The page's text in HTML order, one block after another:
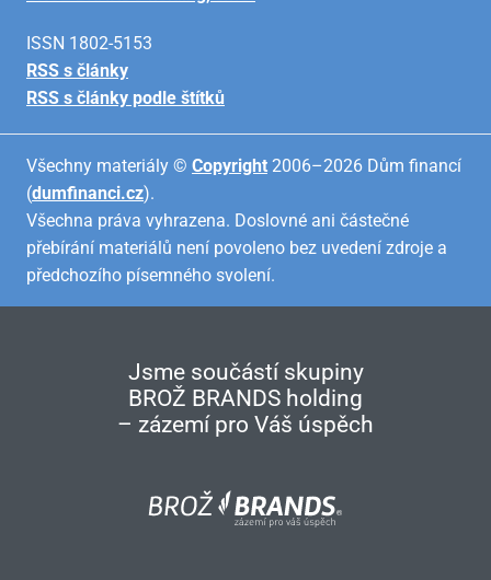
ISSN 1802-5153
RSS s články
RSS s články podle štítků
Všechny materiály © Copyright 2006–2026 Dům financí
(dumfinanci.cz).
Všechna práva vyhrazena. Doslovné ani částečné
přebírání materiálů není povoleno bez uvedení zdroje a
předchozího písemného svolení.
Jsme součástí skupiny
BROŽ BRANDS holding
– zázemí pro Váš úspěch